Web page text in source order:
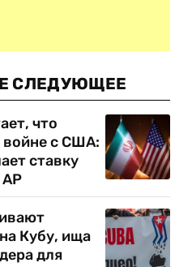
СЛЕДУЮЩЕЕ
что
войне с США:
ставку
Кубу, ища
для